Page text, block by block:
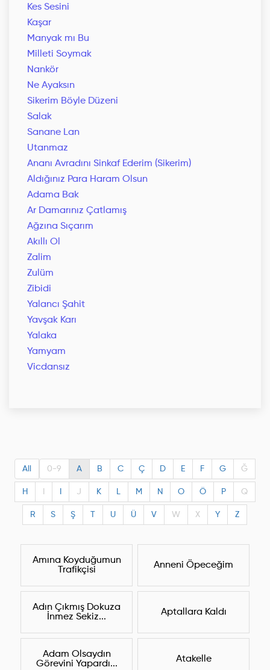
Kes Sesini
Kaşar
Manyak mı Bu
Milleti Soymak
Nankör
Ne Ayaksın
Sikerim Böyle Düzeni
Salak
Sanane Lan
Utanmaz
Ananı Avradını Sinkaf Ederim (Sikerim)
Aldığınız Para Haram Olsun
Adama Bak
Ar Damarınız Çatlamış
Ağzına Sıçarım
Akıllı Ol
Zalim
Zulüm
Zibidi
Yalancı Şahit
Yavşak Karı
Yalaka
Yamyam
Vicdansız
All 0-9 A B C Ç D E F G Ğ
H J K L M N O Ö P Q
R S Ş U Ü V W X Y Z
Amına Koyduğumun
Trafikçisi
Anneni Öpeceğim
Adın Çıkmış Dokuza
İnmez Sekiz...
Aptallara Kaldı
Adam Olsaydın
Görevini Yapardı...
Atakelle